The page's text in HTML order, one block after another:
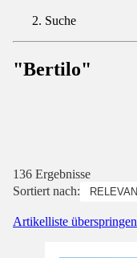
Suche
"Bertilo"
136 Ergebnisse
Sortiert nach:
Artikelliste überspringen